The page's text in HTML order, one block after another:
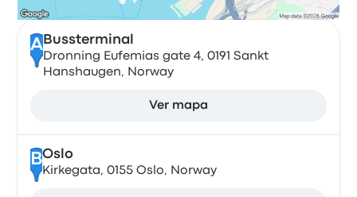
A Bussterminal
Dronning Eufemias gate 4, 0191 Sankt
Hanshaugen, Norway
Ver mapa
BOslo
Kirkegata, 0155 Oslo, Norway